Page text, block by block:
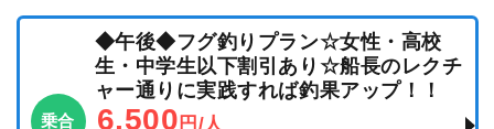
乗合
◆午後◆フグ釣りプラン☆女性・高校
生・中学生以下割引あり☆船長のレクチ
ャー通りに実践すれば釣果アップ！！
6,500 円/人